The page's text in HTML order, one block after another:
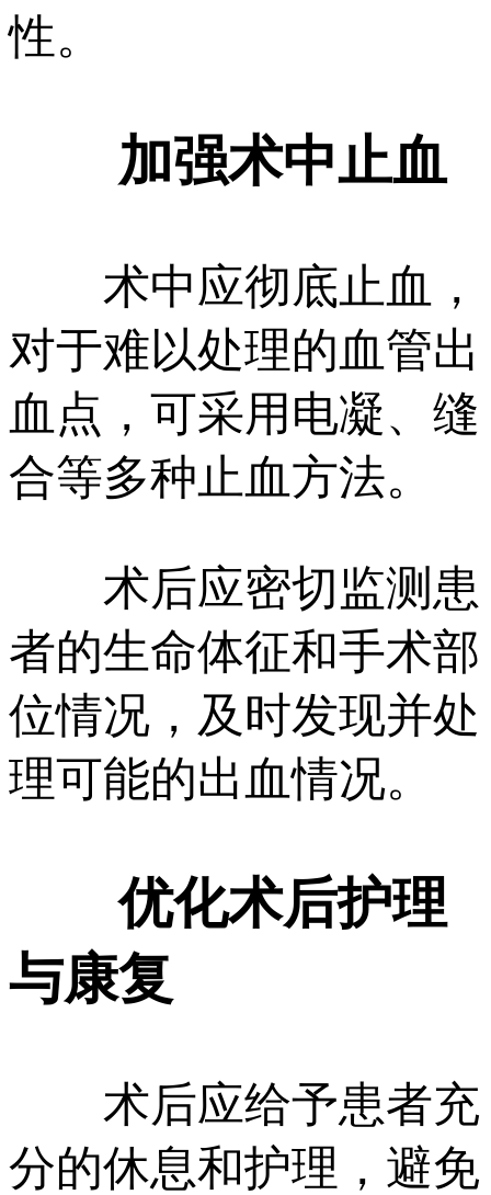
性。
加强术中止血
术中应彻底止血，
对于难以处理的血管出
血点，可采用电凝、缝
合等多种止血方法。
术后应密切监测患
者的生命体征和手术部
位情况，及时发现并处
理可能的出血情况。
优化术后护理
与康复
术后应给予患者充
分的休息和护理，避免